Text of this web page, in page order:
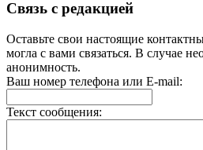
Связь с редакцией
Оставьте свои настоящие
могла с вами связаться. В случае
анонимность.
Ваш номер телефона или E-mail:
Текст сообщения: